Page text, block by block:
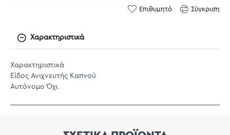
Επιθυμητό Σύγκριση
Χαρακτηριστικά
Χαρακτηριστικά
Είδος Ανιχνευτής Καπνού
Αυτόνομο Όχι